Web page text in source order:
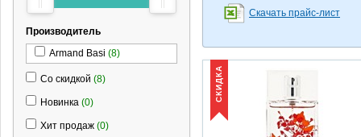
Производитель
Armand Basi (8)
Со скидкой (8)
Новинка (0)
Хит продаж (0)
Скачать прайс-лист
СКИДКА